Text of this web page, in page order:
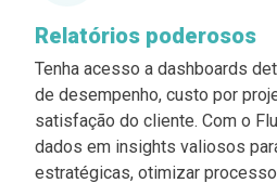
Relatórios poderosos
Tenha acesso a dashboards
de desempenho, custo por
satisfação do cliente. Com o
dados em insights valiosos
estratégicas, otimizar